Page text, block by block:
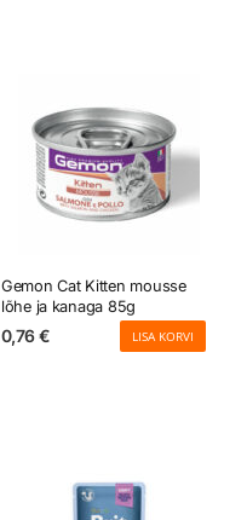
Gemon Cat Kitten mousse
lõhe ja kanaga 85g
0,76€ LISA KORVI